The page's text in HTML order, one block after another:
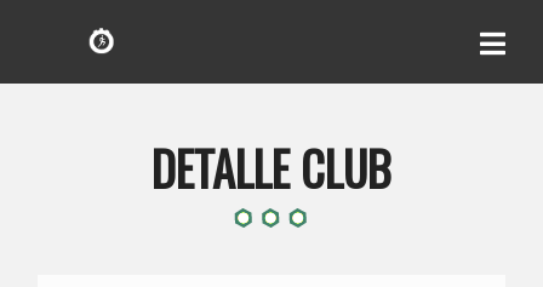
DETALLE CLUB